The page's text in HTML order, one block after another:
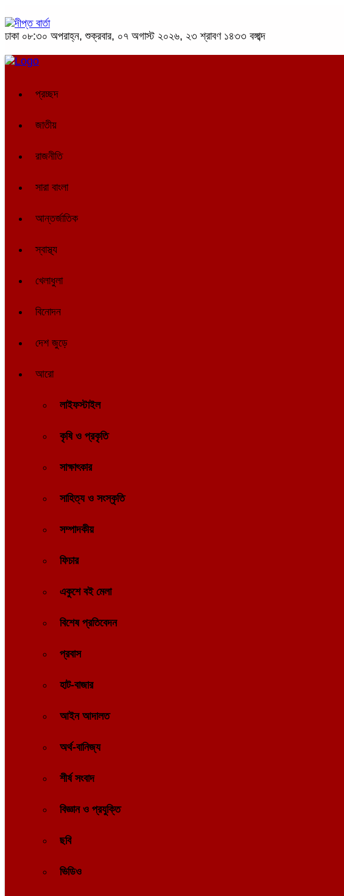
ঢাকা ০৮:৩০ অপরাহ্ন, শুক্রবার, ০৭ অগাস্ট ২০২৬, ২৩ শ্রাবণ ১৪৩৩ বঙ্গাব্দ
প্রচ্ছদ
জাতীয়
রাজনীতি
সারা বাংলা
আন্তর্জাতিক
স্বাস্থ্য
খেলাধুলা
বিনোদন
দেশ জুড়ে
আরো
লাইফস্টাইল
কৃষি ও প্রকৃতি
সাক্ষাৎকার
সাহিত্য ও সংস্কৃতি
সম্পাদকীয়
ফিচার
একুশে বই মেলা
বিশেষ প্রতিবেদন
প্রবাস
হাট-বাজার
আইন আদালত
অর্থ-বানিজ্য
শীর্ষ সংবাদ
বিজ্ঞান ও প্রযুক্তি
ছবি
ভিডিও